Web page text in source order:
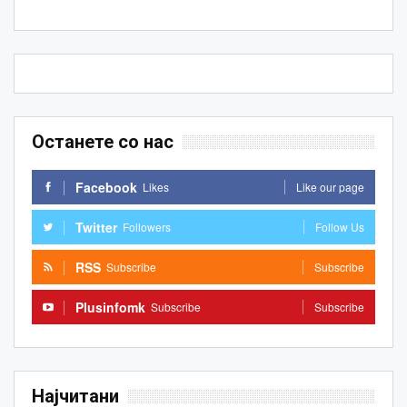
Останете со нас
Facebook Likes Like our page
Twitter Followers Follow Us
RSS Subscribe Subscribe
Plusinfomk Subscribe Subscribe
Најчитани